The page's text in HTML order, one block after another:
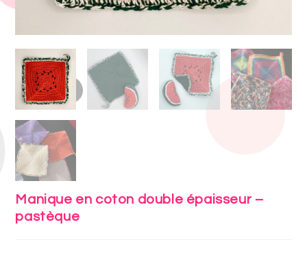
Manique en coton double épaisseur –
pastèque